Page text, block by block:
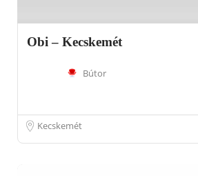
Obi – Kecskemét
Bútor
Kecskemét